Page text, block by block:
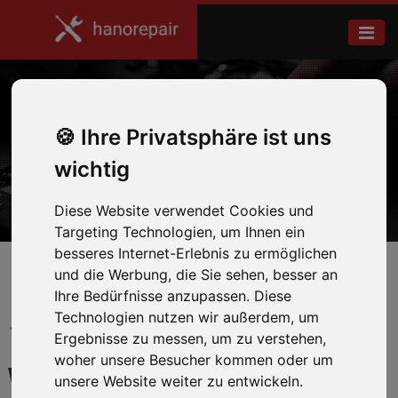
Ihre Privatsphäre ist uns
wichtig
Diese Website verwendet Cookies und
Targeting Technologien, um Ihnen ein
besseres Internet-Erlebnis zu ermöglichen
und die Werbung, die Sie sehen, besser an
Ihre Bedürfnisse anzupassen. Diese
Technologien nutzen wir außerdem, um
Ergebnisse zu messen, um zu verstehen,
woher unsere Besucher kommen oder um
unsere Website weiter zu entwickeln.
MacBook Air 13" M1 (A2337)
Home
← Zurück zum Hersteller
WIR REPARIEREN IHR